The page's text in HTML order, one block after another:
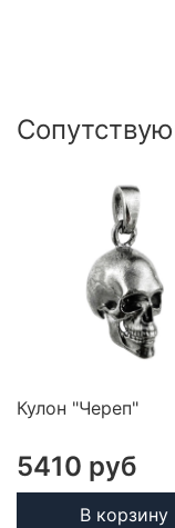
Кулон "Череп"
5410 руб
В корзину